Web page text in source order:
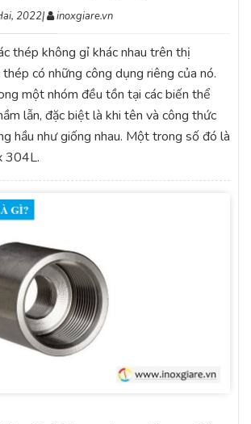
2022| inoxgiare.vn
thép không gỉ khác nhau trên thị
có những công dụng riêng của nó.
một nhóm đều tồn tại các biến thể
lẫn, đặc biệt là khi tên và công thức
hầu như giống nhau. Một trong số đó là
304L.